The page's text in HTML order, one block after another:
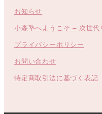
お知らせ
小森塾へようこそ – 次世
プライバシーポリシー
お問い合わせ
特定商取引法に基づく表記